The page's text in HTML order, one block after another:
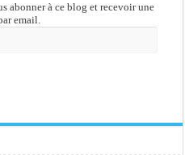
abonner à ce blog et recevoir une
email.